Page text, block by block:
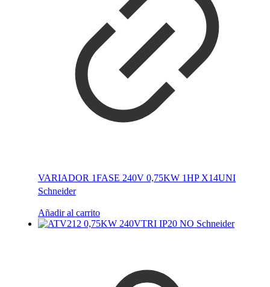
VARIADOR 1FASE 240V 0,75KW 1HP X14UNI
Schneider
Añadir al carrito